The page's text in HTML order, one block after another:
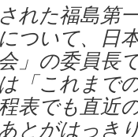
れた福島第
ついて、日
」の委員長
「これまで
表でも直近
とがはっき